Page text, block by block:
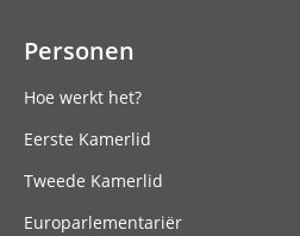
Personen
Hoe werkt het?
Eerste Kamerlid
Tweede Kamerlid
Europarlementariër